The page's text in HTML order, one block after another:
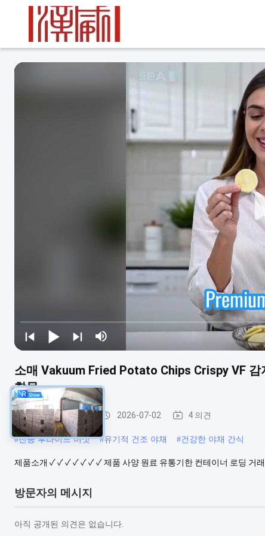
소매 Vakuum Fried Potato Chips Crispy VF
합물
과일 과 채소 간식 2026-07-02 4 의견
#진공 후라이드 버섯 #유기적 건조 야채 #건강한 야채 간식
제품소개 ✓ ✓ ✓ ✓ ✓ ✓ ✓ 제품 사양 원료 유통기한 컨테이너 로딩 거
방문자의 메시지
아직 공개된 의견은 없습니다.